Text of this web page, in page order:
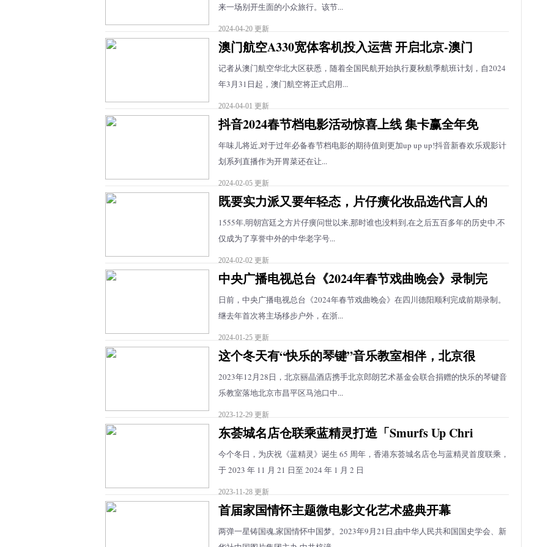
来一场别开生面的小众旅行。该节...
2024-04-20 更新
澳门航空A330宽体客机投入运营 开启北京-澳门
记者从澳门航空华北大区获悉，随着全国民航开始执行夏秋航季航班计划，自2024
年3月31日起，澳门航空将正式启用...
2024-04-01 更新
抖音2024春节档电影活动惊喜上线 集卡赢全年免
年味儿将近,对于过年必备春节档电影的期待值则更加up up up!抖音新春欢乐观影计
划系列直播作为开胃菜还在让...
2024-02-05 更新
既要实力派又要年轻态，片仔癀化妆品选代言人的
1555年,明朝宫廷之方片仔癀问世以来,那时谁也没料到,在之后五百多年的历史中,不
仅成为了享誉中外的中华老字号...
2024-02-02 更新
中央广播电视总台《2024年春节戏曲晚会》录制完
日前，中央广播电视总台《2024年春节戏曲晚会》在四川德阳顺利完成前期录制。
继去年首次将主场移步户外，在浙...
2024-01-25 更新
这个冬天有“快乐的琴键”音乐教室相伴，北京很
2023年12月28日，北京丽晶酒店携手北京郎朗艺术基金会联合捐赠的快乐的琴键音
乐教室落地北京市昌平区马池口中...
2023-12-29 更新
东荟城名店仓联乘蓝精灵打造「Smurfs Up Chri
今个冬日，为庆祝《蓝精灵》诞生 65 周年，香港东荟城名店仓与蓝精灵首度联乘，
于 2023 年 11 月 21 日至 2024 年 1 月 2 日
2023-11-28 更新
首届家国情怀主题微电影文化艺术盛典开幕
两弹一星铸国魂,家国情怀中国梦。2023年9月21日,由中华人民共和国国史学会、新